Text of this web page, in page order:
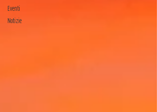
Eventi
Notizie